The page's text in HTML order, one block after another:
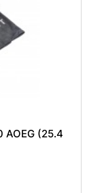
(25.4